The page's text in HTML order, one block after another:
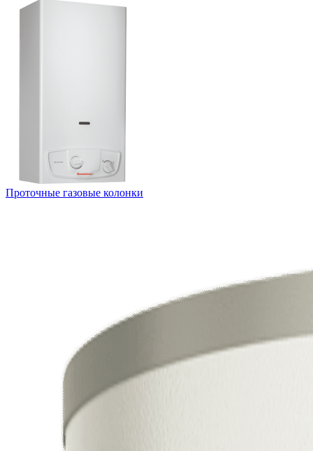
Проточные газовые колонки